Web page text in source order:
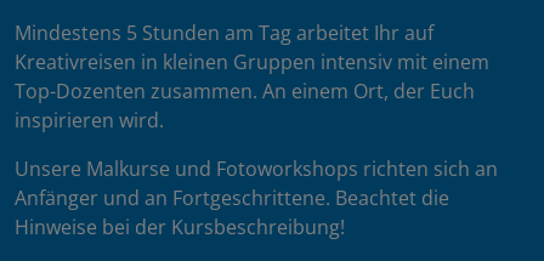
Mindestens 5 Stunden am Tag arbeitet Ihr auf
Kreativreisen in kleinen Gruppen intensiv mit einem
Top-Dozenten zusammen. An einem Ort, der Euch
inspirieren wird.
Unsere Malkurse und Fotoworkshops richten sich an
Anfänger und an Fortgeschrittene. Beachtet die
Hinweise bei der Kursbeschreibung!